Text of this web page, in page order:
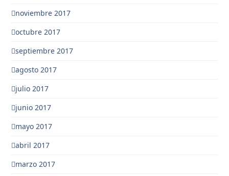
noviembre 2017
octubre 2017
septiembre 2017
agosto 2017
julio 2017
junio 2017
mayo 2017
abril 2017
marzo 2017